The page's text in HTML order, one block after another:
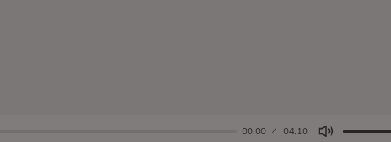
00:00 04:10